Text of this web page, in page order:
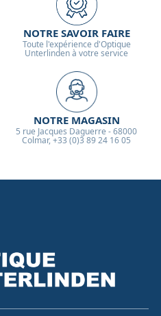
NOTRE SAVOIR FAIRE
Toute l'expérience d'Optique
Unterlinden à votre service
NOTRE MAGASIN
5 rue Jacques Daguerre - 68000
Colmar, +33 (0)3 89 24 16 05